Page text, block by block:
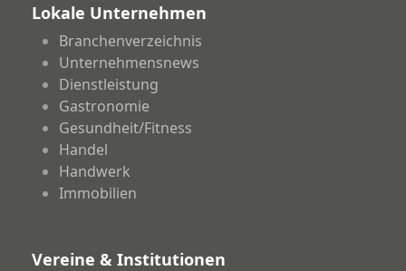
Lokale Unternehmen
Branchenverzeichnis
Unternehmensnews
Dienstleistung
Gastronomie
Gesundheit/Fitness
Handel
Handwerk
Immobilien
Vereine & Institutionen